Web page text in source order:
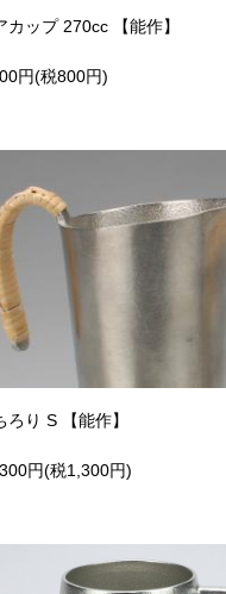
カップ 270cc 【能作】
円(税800円)
ろり S 【能作】
円(税1,300円)